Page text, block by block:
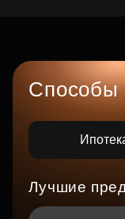
Способы
Лучшие